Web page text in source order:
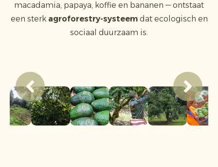
macadamia, papaya, koffie en bananen — ontstaat
een sterk agroforestry-systeemdat ecologisch en
sociaal duurzaam is.